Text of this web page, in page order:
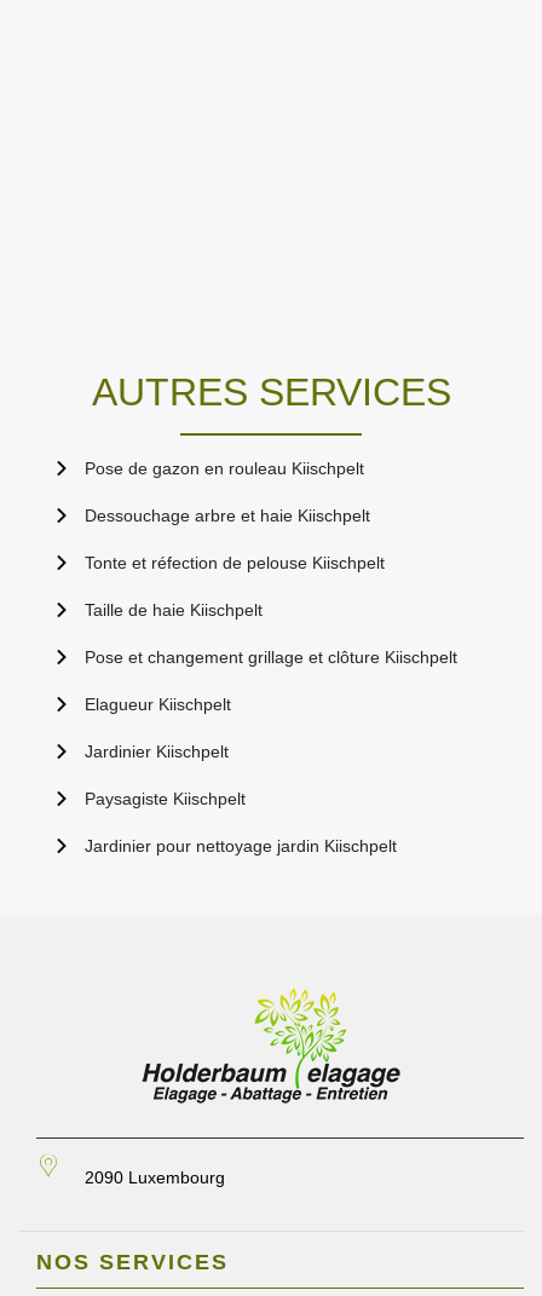
AUTRES SERVICES
Pose de gazon en rouleau Kiischpelt
Dessouchage arbre et haie Kiischpelt
Tonte et réfection de pelouse Kiischpelt
Taille de haie Kiischpelt
Pose et changement grillage et clôture Kiischpelt
Elagueur Kiischpelt
Jardinier Kiischpelt
Paysagiste Kiischpelt
Jardinier pour nettoyage jardin Kiischpelt
2090 Luxembourg
NOS SERVICES